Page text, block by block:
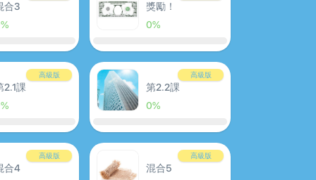
合3
獎勵！
0%
高級版
2.1課
高級版
第2.2課
0%
高級版
合4
高級版
混合5